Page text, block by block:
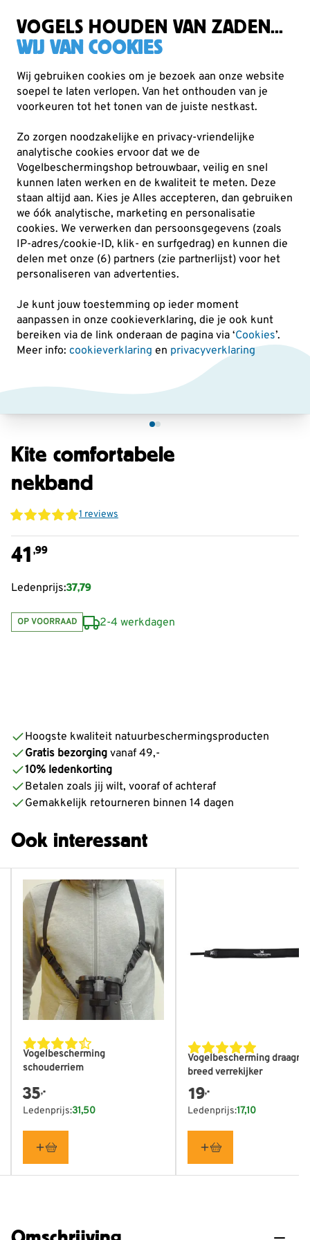
VOGELS HOUDEN VAN ZADEN...
WIJ VAN COOKIES
Wij gebruiken cookies om je bezoek aan onze website
soepel te laten verlopen. Van het onthouden van je
voorkeuren tot het tonen van de juiste nestkast.
Zo zorgen noodzakelijke en privacy-vriendelijke
analytische cookies ervoor dat we de
Vogelbeschermingshop betrouwbaar, veilig en snel
kunnen laten werken en de kwaliteit te meten. Deze
staan altijd aan. Kies je Alles accepteren, dan gebruiken
we óók analytische, marketing en personalisatie
cookies. We verwerken dan persoonsgegevens (zoals
IP-adres/cookie-ID, klik- en surfgedrag) en kunnen die
delen met onze (6) partners (zie partnerlijst) voor het
personaliseren van advertenties.
Je kunt jouw toestemming op ieder moment
aanpassen in onze cookieverklaring, die je ook kunt
bereiken via de link onderaan de pagina via ‘Cookies’.
Meer info: cookieverklaring en privacyverklaring
Verrekijkers Kite Optics
Kite comfortabele
nekband
1 reviews
41 ,99
Ledenprijs:37,79
OP VOORRAAD 2-4 werkdagen
Hoogste kwaliteit natuurbeschermingsproducten
Gratis bezorging vanaf 49,-
10% ledenkorting
Betalen zoals jij wilt, vooraf of achteraf
Gemakkelijk retourneren binnen 14 dagen
Ook interessant
Vogelbescherming
schouderriem
35,-
Ledenprijs:31,50
Vogelbescherming
breed verrekijker
19,-
Ledenprijs:17,10